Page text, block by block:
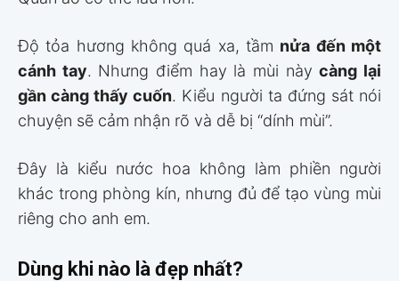
Độ tỏa hương không quá xa, tầm nửa đến một
cánh tay. Nhưng điểm hay là mùi nàycàng lại
gần càng thấy cuốn. Kiểu người ta đứng sát nói
chuyện sẽ cảm nhận rõ và dễ bị “dính mùi”.
Đây là kiểu nước hoa không làm phiền người
khác trong phòng kín, nhưng đủ để tạo vùng mùi
riêng cho anh em.
Dùng khi nào là đẹp nhất?